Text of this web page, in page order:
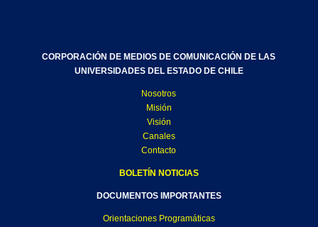
CORPORACIÓN DE MEDIOS DE COMUNICACIÓN DE LAS
UNIVERSIDADES DEL ESTADO DE CHILE
Nosotros
Misión
Visión
Canales
Contacto
BOLETÍN NOTICIAS
DOCUMENTOS IMPORTANTES
Orientaciones Programáticas